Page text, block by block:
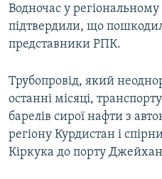
Водночас у
підтвердили, що
представники РПК.
Трубопровід, який
останні місяці,
барелів сирої нафти з
регіону Курдистан і
Кіркука до порту